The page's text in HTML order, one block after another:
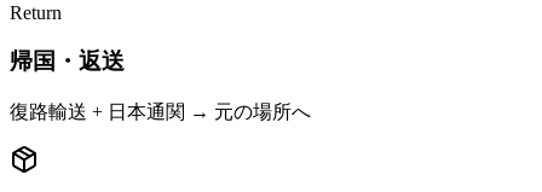
Return
帰国・返送
復路輸送 + 日本通関 → 元の場所へ